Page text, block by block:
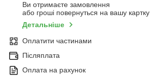
Ви отримаєте замовлення
або гроші повернуться на вашу картку
Детальніше
Оплатити частинами
Післяплата
Оплата на рахунок